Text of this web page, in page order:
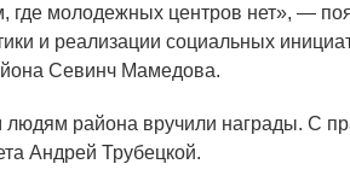
где молодежных центров нет», —
и реализации социальных
Севинч Мамедова.
района вручили награды. С
Андрей Трубецкой.